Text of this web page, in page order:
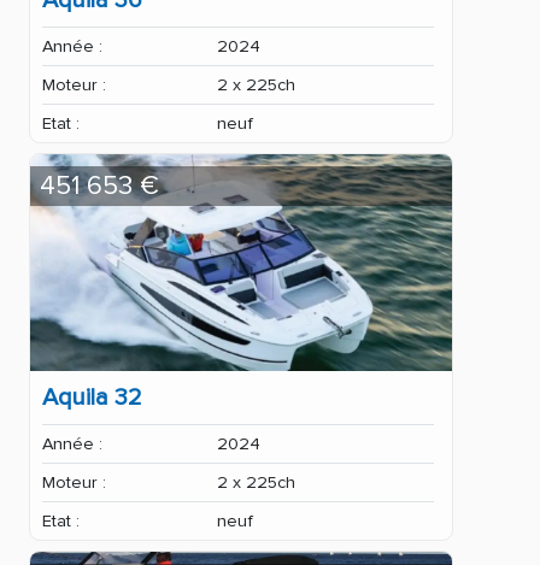
Année :
2024
Moteur :
2 x 225ch
Etat :
neuf
Aquila 32
Année :
2024
Moteur :
2 x 225ch
Etat :
neuf
451 653 €